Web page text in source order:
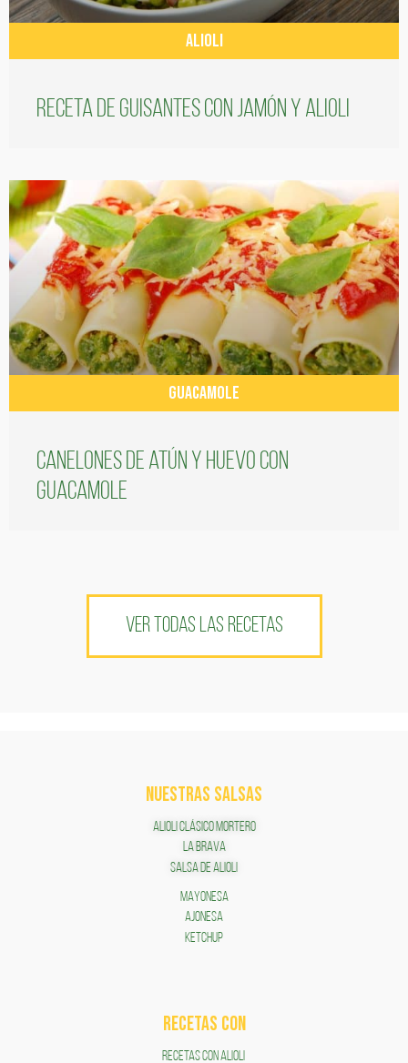
ALIOLI
Receta de guisantes con jamón y alioli
GUACAMOLE
Canelones de atún y huevo con
guacamole
VER TODAS LAS RECETAS
NUESTRAS SALSAS
ALIOLI CLÁSICO MORTERO
LA BRAVA
SALSA DE ALIOLI
MAYONESA
AJONESA
KETCHUP
RECETAS COn
RECETAS CON ALIOLI